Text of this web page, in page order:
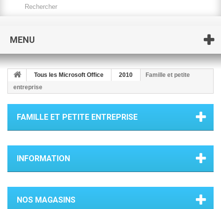
MENU
Tous les Microsoft Office 2010
Famille et petite
entreprise
FAMILLE ET PETITE ENTREPRISE
INFORMATION
NOS MAGASINS